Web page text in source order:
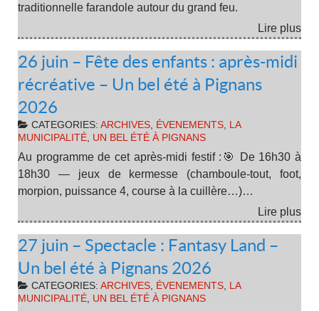
traditionnelle farandole autour du grand feu.
Lire plus
26 juin – Fête des enfants : après-midi
récréative – Un bel été à Pignans
2026
CATEGORIES: ARCHIVES ÉVENEMENTS LA
MUNICIPALITÉ UN BEL ÉTÉ À PIGNANS
Au programme de cet après-midi festif :🎯 De 16h30 à
18h30 — jeux de kermesse (chamboule-tout, foot,
morpion, puissance 4, course à la cuillère…)…
Lire plus
27 juin – Spectacle : Fantasy Land –
Un bel été à Pignans 2026
CATEGORIES: ARCHIVES, ÉVENEMENTS, LA
MUNICIPALITÉ, UN BEL ÉTÉ À PIGNANS